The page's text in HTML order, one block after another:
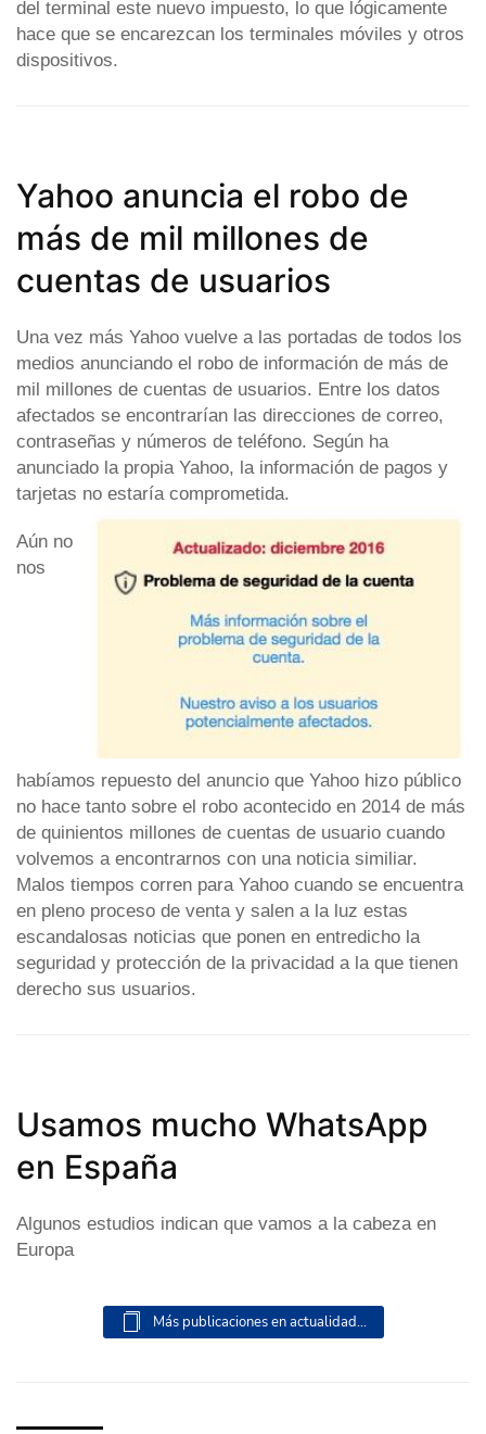
del terminal este nuevo impuesto, lo que lógicamente
hace que se encarezcan los terminales móviles y otros
dispositivos.
Yahoo anuncia el robo de
más de mil millones de
cuentas de usuarios
Una vez más Yahoo vuelve a las portadas de todos los
medios anunciando el robo de información de más de
mil millones de cuentas de usuarios. Entre los datos
afectados se encontrarían las direcciones de correo,
contraseñas y números de teléfono. Según ha
anunciado la propia Yahoo, la información de pagos y
tarjetas no estaría comprometida.
Aún no
nos
habíamos repuesto del anuncio que Yahoo hizo público
no hace tanto sobre el robo acontecido en 2014 de más
de quinientos millones de cuentas de usuario cuando
volvemos a encontrarnos con una noticia similiar.
Malos tiempos corren para Yahoo cuando se encuentra
en pleno proceso de venta y salen a la luz estas
escandalosas noticias que ponen en entredicho la
seguridad y protección de la privacidad a la que tienen
derecho sus usuarios.
Usamos mucho WhatsApp
en España
Algunos estudios indican que vamos a la cabeza en
Europa
Más publicaciones en actualidad...